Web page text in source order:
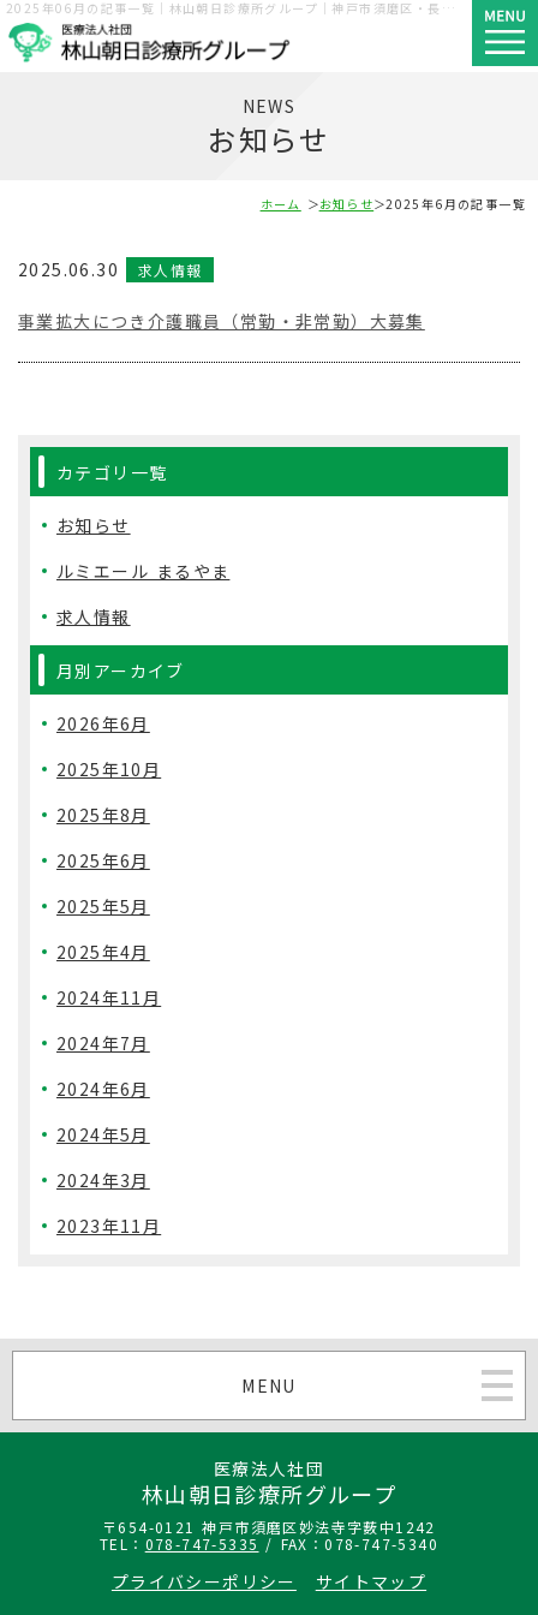
2025年06月の記事一覧｜林山朝日診療所グループ｜神戸市須磨区・長田区・西区
NEWS
お知らせ
ホーム お知らせ 2025年6月の記事一覧
2025.06.30 求人情報
事業拡大につき介護職員（常勤・非常勤）大募集
カテゴリ一覧
お知らせ
ルミエール まるやま
求人情報
月別アーカイブ
2026年6月
2025年10月
2025年8月
2025年6月
2025年5月
2025年4月
2024年11月
2024年7月
2024年6月
2024年5月
2024年3月
2023年11月
MENU
医療法人社団
林山朝日診療所グループ
〒654-0121 神戸市須磨区妙法寺字薮中1242
TEL： 078-747-5335 / FAX：078-747-5340
プライバシーポリシー サイトマップ